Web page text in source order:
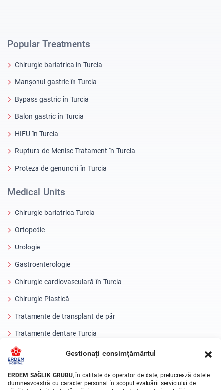
Gestionați consimțământul
ERDEM SAĞLIK GRUBU, în calitate de operator de date, prelucrează datele
dumneavoastră cu caracter personal în scopul evaluării serviciului de
Popular Treatments
Chirurgie bariatrica in Turcia
Manșonul gastric în Turcia
Bypass gastric în Turcia
Balon gastric în Turcia
HIFU în Turcia
Ruptura de Menisc Tratament în Turcia
Proteza de genunchi în Turcia
Medical Units
Chirurgie bariatrica Turcia
Ortopedie
Urologie
Gastroenterologie
Chirurgie cardiovasculară în Turcia
Chirurgie Plastică
Tratamente de transplant de păr
Tratamente dentare Turcia
Ochi cu laser
About Erdem